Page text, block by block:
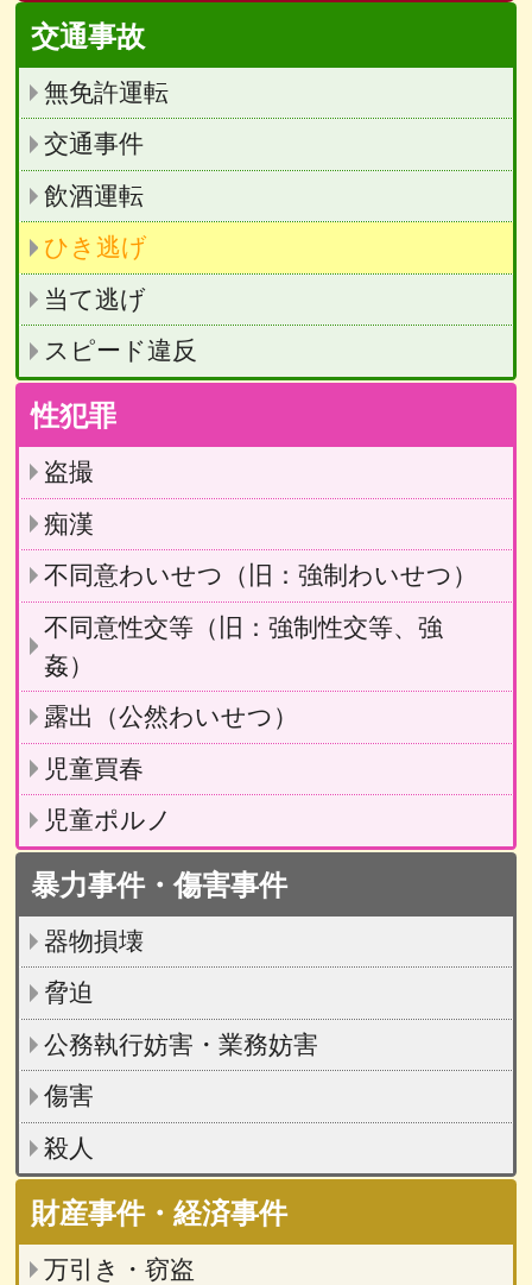
交通事故
無免許運転
交通事件
飲酒運転
ひき逃げ
当て逃げ
スピード違反
性犯罪
盗撮
痴漢
不同意わいせつ（旧：強制わいせつ）
不同意性交等（旧：強制性交等、強
姦）
露出（公然わいせつ）
児童買春
児童ポルノ
暴力事件・傷害事件
器物損壊
脅迫
公務執行妨害・業務妨害
傷害
殺人
財産事件・経済事件
万引き・窃盗